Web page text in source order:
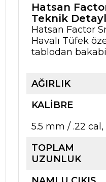
Hatsan
Teknik
Hatsan Factor
Havalı Tüfek
tablodan
AĞIRLIK
KALIBRE
5.5 mm / .22
TOPLAM
UZUNLUK